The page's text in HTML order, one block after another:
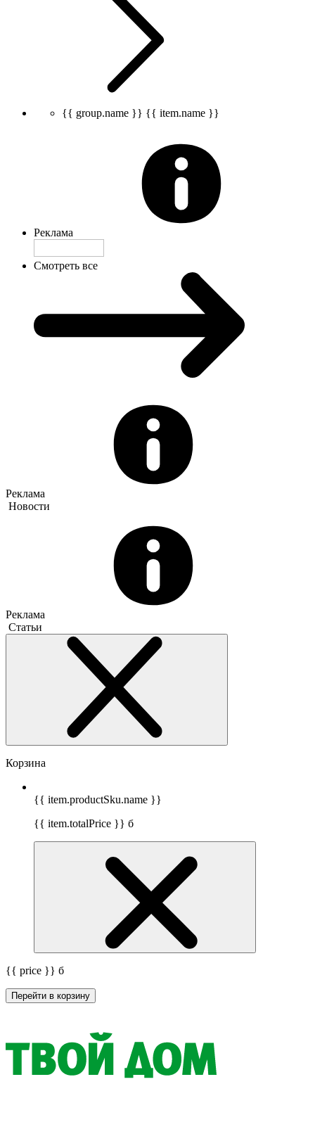
{{ group.name }} {{ item.name }}
Реклама
Смотреть все
Реклама
Новости
Реклама
Статьи
Корзина
{{ item.productSku.name }}
{{ item.totalPrice }} б
{{ price }} б
Перейти в корзину